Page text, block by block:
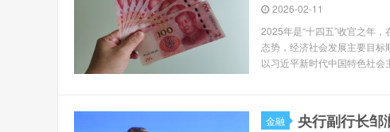
2026-02-11
2025年是“十四五”收官之年
态势，经济社会发展主要目
以习近平新时代中国特色社会
金融 央行副行长邹